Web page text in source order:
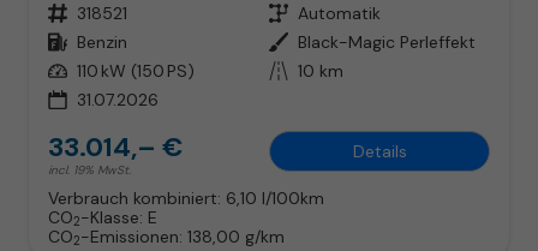
Fahrzeugnr. 318521 Getriebe Automatik
Kraftstoff Benzin Außenfarbe Black-Magic Perleffekt
Leistung 110 kW (150 PS) Kilometerstand 10 km
31.07.2026
33.014,– €
incl. 19% MwSt.
Details
Verbrauch kombiniert: 6,10 l/100km
CO2-Klasse: E
CO2-Emissionen: 138,00 g/km